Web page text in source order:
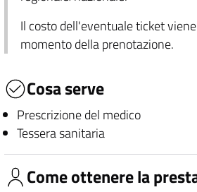
Il costo dell'eventuale ticket
momento della prenotazione.
Cosa serve
Prescrizione del medico
Tessera sanitaria
Come ottenere la